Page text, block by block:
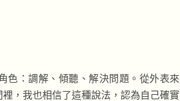
色：調解、傾聽、解決問題。從外表來
，我也相信了這種說法，認為自己確實